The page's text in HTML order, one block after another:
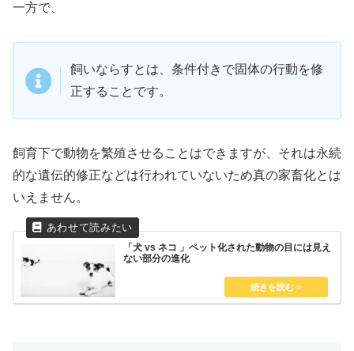
一方で、
飼いならすとは、条件付きで固体の行動を修
正することです。
飼育下で動物を繁殖させることはできますが、それは永続
的な遺伝的修正などは行われていないため真の家畜化とは
いえません。
「犬 vs ネコ 」ペット化された動物の目には見え
ない部分の進化